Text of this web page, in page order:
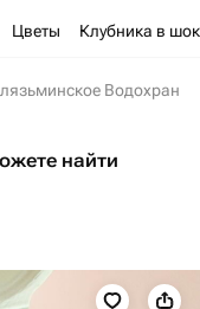
Цветы Клубника в
найти